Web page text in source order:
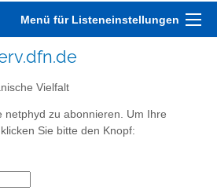
Menü für Listeneinstellungen
Vielfalt
netphyd zu abonnieren. Um Ihre
Sie bitte den Knopf: